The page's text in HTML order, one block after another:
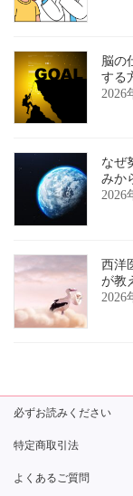
脳の
する
2026
なぜ
みか
2026
西洋
が教
2026
必ずお読みください
特定商取引法
よくあるご質問